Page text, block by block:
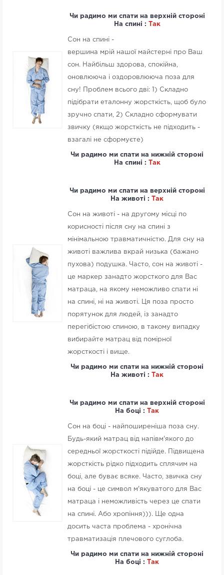
Чи радимо ми спати на верхній стороні
На спині :
Так
Сон на спині -
вершина мрій нашої майстерні про Ваш
сон. Найбільш здорова, спокійна,
оновлююча і оздоровлююча поза для
сну! Проблем всього дві: 1) Складно
підібрати еталонну жорсткість, щоб було
зручно спати, 2) Складно сформувати
звичку (якщо жорсткість не підходить -
взагалі не сформуєте)
Чи радимо ми спати на нижній стороні
На спині :
Так
Чи радимо ми спати на верхній стороні
На животі :
Так
Сон на животі - на другому місці по
корисності після сну на спині з
мінімальною травматичністю. Для сну на
животі важлива вкрай низька (бажано
пухова) подушка. Часто, сон на животі -
це маркер занадто жорсткого для Вас
матраца, на якому неможливо спати ні
на спині, ні на животі. Ця поза просто
порятунок для людей, із занадто
перегібістою спиною, в такому випадку
вибирайте матрац від помірної
жорсткості і вище.
Чи радимо ми спати на нижній стороні
На животі :
Так
Чи радимо ми спати на верхній стороні
На боці :
Так
Сон на боці - найпоширеніша поза сну.
Будь-який матрац від напівм'якого до
середньої жорсткості підійде. Підвищена
жорсткість рідко підходить сплячим на
боці, але буває всяке. Часто, звичка сну
на боці - це символ м'якуватого для Вас
матраца і неможливість через це спати
на спині. Або хропіння))). Ще одна
досить часта проблема - хронічна
травматизація плечового суглоба.
Чи радимо ми спати на нижній стороні
На боці :
Так